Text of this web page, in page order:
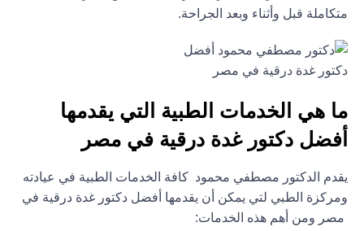
متكاملة قبل وأثناء وبعد الجراحة.
ما هي الخدمات الطبية التي يقدمها
أفضل دكتور غدة درقية في مصر
يقدم الدكتور مصطفي محمود كافة الخدمات الطبية في عيادته
ومركزة الطبي لتي يمكن أن يقدمها أفضل دكتور غدة درقية في
مصر ومن أهم هذه الخدمات: